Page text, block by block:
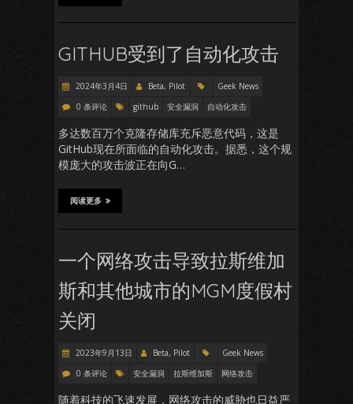
GITHUB受到了自动化攻击
2024年3月4日 Beta, Pilot
Geek News
0 条评论
github 安全漏洞 自动化攻击
多达数百万个克隆存储库充斥恶意代码，这是
GitHub现在所面临的自动化攻击。据悉，这个规
模庞大的攻击波正在向G…
阅读更多
一个网络攻击导致拉斯维加
斯和其他城市的MGM度假村
关闭
2023年9月13日 Beta, Pilot
Geek News
0 条评论
安全漏洞 拉斯维加斯 网络攻击
随着科技的飞速发展，网络攻击的威胁也日益严